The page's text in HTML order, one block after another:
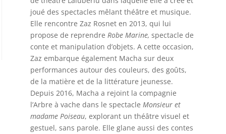
joué des spectacles mêlant théâtre et musique.
Elle rencontre Zaz Rosnet en 2013, qui lui
propose de reprendre Robe Marine, spectacle de
conte et manipulation d’objets. A cette occasion,
Zaz embarque également Macha sur deux
performances autour des couleurs, des goûts,
de la matière et de la littérature jeunesse.
Depuis 2016, Macha a rejoint la compagnie
l’Arbre à vache dans le spectacle Monsieur et
madame Poiseau, explorant un théâtre visuel et
gestuel, sans parole. Elle glane aussi des contes